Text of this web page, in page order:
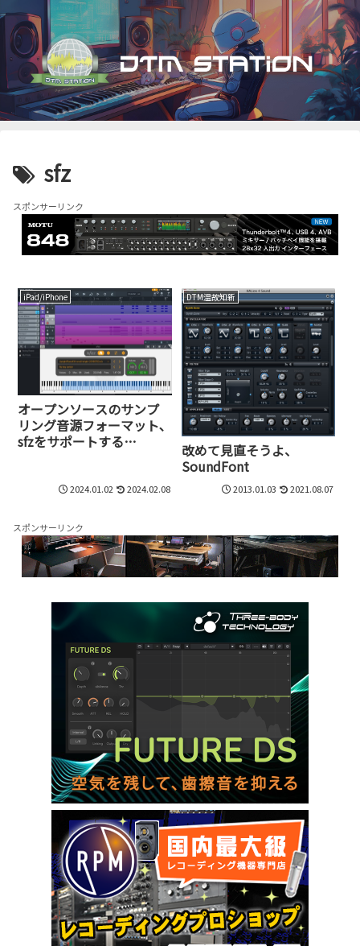
sfz
スポンサーリンク
iPad/iPhone
オープンソースのサンプ
リング音源フォーマット､
sfzをサポートする
2.0にも対応2024.01.02 2024.02.08
DTM温故知新
改めて見直そうよ、
SoundFont
2013.01.03 2021.08.07
スポンサーリンク